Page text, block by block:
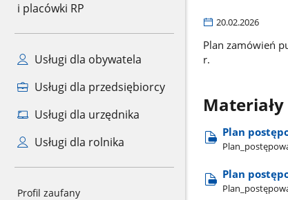
i placówki RP
Usługi dla obywatela
Usługi dla przedsiębiorcy
Usługi dla urzędnika
Usługi dla rolnika
Profil zaufany
20.02.2026
Plan zamówień
r.
Materiały
Plan
Plan